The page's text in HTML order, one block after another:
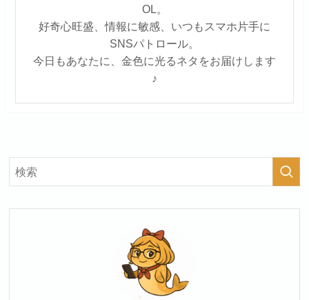
OL。
好奇心旺盛、情報に敏感、いつもスマホ片手に
SNSパトロール。
今日もあなたに、金色に光るネタをお届けします
♪